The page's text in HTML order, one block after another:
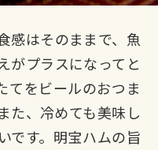
感はそのままで、魚
がプラスになってと
てをビールのおつま
た、冷めても美味し
です。明宝ハムの旨